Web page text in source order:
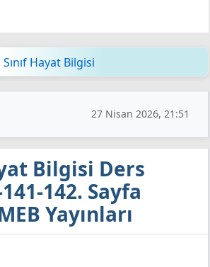
Sınıf Hayat Bilgisi
27 Nisan 2026, 21:51
Bilgisi Ders
142. Sayfa
Yayınları